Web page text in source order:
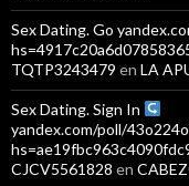
Sex Dating. Go
TQTP3243479 en LA
Sex Dating. Sign In
yandex.com/poll/
CJCV5561828 en